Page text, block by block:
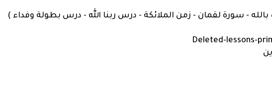
- سورة لقمان - زمن الملائكة - درس ربنا الله - درس بطولة وفداء )
Deleted-lessons-